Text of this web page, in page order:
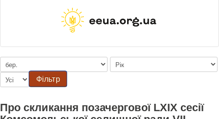
Фільтр
Про скликання позачергової LXIX сесії